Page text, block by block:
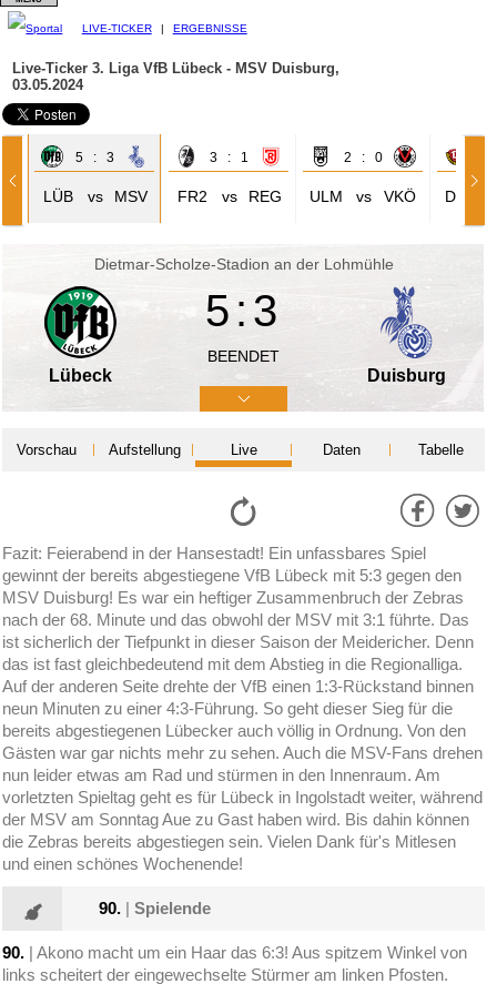
LIVE-TICKER | ERGEBNISSE
Live-Ticker 3. Liga VfB Lübeck - MSV Duisburg,
03.05.2024
5 : 3
LÜB vs MSV
3 : 1
FR2 vs REG
2 : 0
ULM vs VKÖ DYN
Dietmar-Scholze-Stadion an der Lohmühle
Lübeck
5:3
BEENDET
Duisburg
Vorschau Aufstellung Live Daten Tabelle
Fazit: Feierabend in der Hansestadt! Ein unfassbares Spiel
gewinnt der bereits abgestiegene VfB Lübeck mit 5:3 gegen den
MSV Duisburg! Es war ein heftiger Zusammenbruch der Zebras
nach der 68. Minute und das obwohl der MSV mit 3:1 führte. Das
ist sicherlich der Tiefpunkt in dieser Saison der Meidericher. Denn
das ist fast gleichbedeutend mit dem Abstieg in die Regionalliga.
Auf der anderen Seite drehte der VfB einen 1:3-Rückstand binnen
neun Minuten zu einer 4:3-Führung. So geht dieser Sieg für die
bereits abgestiegenen Lübecker auch völlig in Ordnung. Von den
Gästen war gar nichts mehr zu sehen. Auch die MSV-Fans drehen
nun leider etwas am Rad und stürmen in den Innenraum. Am
vorletzten Spieltag geht es für Lübeck in Ingolstadt weiter, während
der MSV am Sonntag Aue zu Gast haben wird. Bis dahin können
die Zebras bereits abgestiegen sein. Vielen Dank für's Mitlesen
und einen schönes Wochenende!
90. |Spielende
90. | Akono macht um ein Haar das 6:3! Aus spitzem Winkel von
links scheitert der eingewechselte Stürmer am linken Pfosten.